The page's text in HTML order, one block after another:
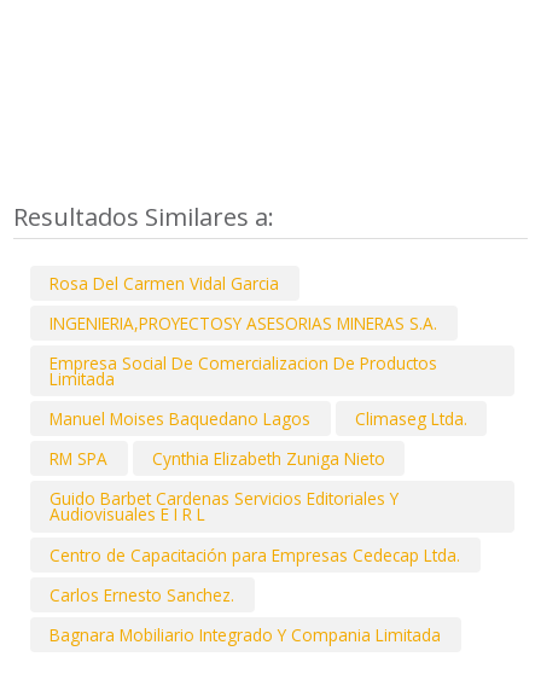
Resultados Similares a:
Rosa Del Carmen Vidal Garcia
INGENIERIA,PROYECTOSY ASESORIAS MINERAS S.A.
Empresa Social De Comercializacion De Productos
Limitada
Manuel Moises Baquedano Lagos
Climaseg Ltda.
RM SPA
Cynthia Elizabeth Zuniga Nieto
Guido Barbet Cardenas Servicios Editoriales Y
Audiovisuales E I R L
Centro de Capacitación para Empresas Cedecap Ltda.
Carlos Ernesto Sanchez.
Bagnara Mobiliario Integrado Y Compania Limitada